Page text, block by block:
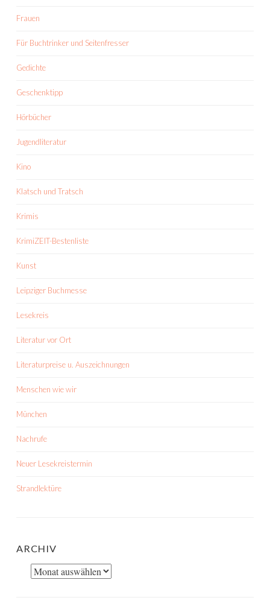
Frauen
Für Buchtrinker und Seitenfresser
Gedichte
Geschenktipp
Hörbücher
Jugendliteratur
Kino
Klatsch und Tratsch
Krimis
KrimiZEIT-Bestenliste
Kunst
Leipziger Buchmesse
Lesekreis
Literatur vor Ort
Literaturpreise u. Auszeichnungen
Menschen wie wir
München
Nachrufe
Neuer Lesekreistermin
Strandlektüre
ARCHIV
Archiv